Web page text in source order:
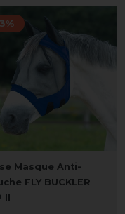
Masque Anti-
FLY BUCKLER
II